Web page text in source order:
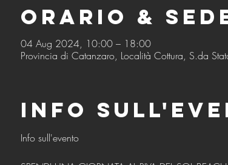
Orario &
04 Aug 2024, 10:00 – 18:00
Provincia di Catanzaro, Località Cottura, S.da
Info
Info sull'evento